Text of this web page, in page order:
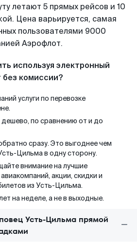
летают 5 прямых рейсов и 10
Цена варьируется, самая
пользователями 9000
Аэрофлот.
используя электронный
комиссии?
услуги по перевозке
по сравнению от и до
сразу. Это выгоднее чем
Цильма в одну сторону.
внимание на лучшие
акции, скидки и
из Усть-Цильма.
на неделе, а не в выходные.
Усть-Цильма прямой